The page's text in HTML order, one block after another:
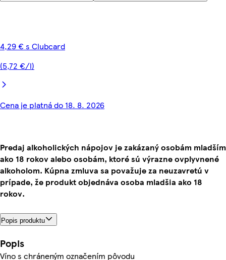
4,29 € s Clubcard
(5,72 €/l)
Cena je platná do 18. 8. 2026
Predaj alkoholických nápojov je zakázaný osobám mladším
ako 18 rokov alebo osobám, ktoré sú výrazne ovplyvnené
alkoholom. Kúpna zmluva sa považuje za neuzavretú v
prípade, že produkt objednáva osoba mladšia ako 18
rokov.
Popis produktu
Popis
Víno s chráneným označením pôvodu